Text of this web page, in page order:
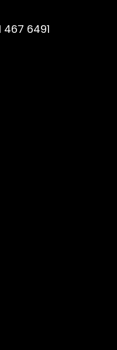
467 6491